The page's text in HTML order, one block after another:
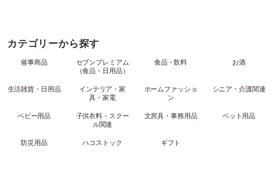
カテゴリーから探す
催事商品
セブンプレミアム
（食品・日用品）
食品・飲料 お酒
生活雑貨・日用品
インテリア・家
具・家電
ホームファッショ
ン
シニア・介護関連
ベビー用品
子供衣料・スクー
ル関連
文房具・事務用品 ペット用品
防災用品 ハコストック ギフト